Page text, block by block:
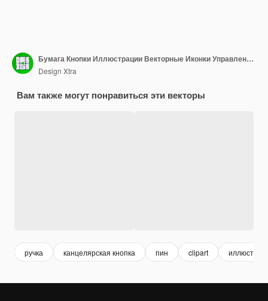
Бумага Кнопки Иллюстрации Векторные Иконки Управление Булавки
Design Xtra
Вам также могут понравиться эти векторы
ручка канцелярская кнопка пин clipart